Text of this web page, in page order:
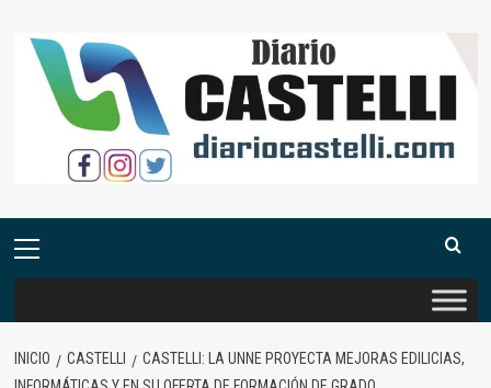
contenido
Menú
INICIO CASTELLI
CASTELLI: LA UNNE PROYECTA MEJORAS EDILICIAS,